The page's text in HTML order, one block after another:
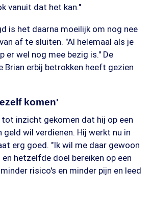
vanuit dat het kan."
is het daarna moeilijk om nog nee
af te sluiten. "Al helemaal als je
er wel nog mee bezig is." De
Brian erbij betrokken heeft gezien
komen'
inzicht gekomen dat hij op een
geld wil verdienen. Hij werkt nu in
erg goed. "Ik wil me daar gewoon
hetzelfde doel bereiken op een
risico's en minder pijn en leed